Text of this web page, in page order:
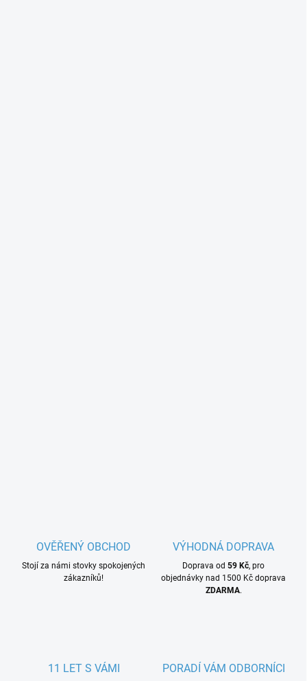
OVĚŘENÝ OBCHOD
Stojí za námi stovky spokojených
zákazníků!
VÝHODNÁ DOPRAVA
Doprava od 59 Kč, pro
objednávky nad 1500 Kč doprava
ZDARMA.
11 LET S VÁMI PORADÍ VÁM ODBORNÍCI